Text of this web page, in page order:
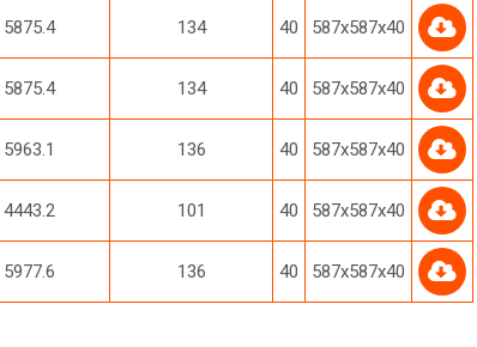
5875.4 134 40 587х587х40
5875.4 134 40 587х587х40
5963.1 136 40 587х587х40
4443.2 101 40 587х587х40
5977.6 136 40 587х587х40